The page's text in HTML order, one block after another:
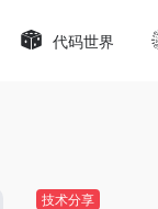
代码世界
技术分享